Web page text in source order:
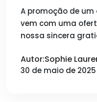
5,8%, Erro de
A promoção de um
vem com uma
nossa sincera
Autor:Sophie
30 de maio de